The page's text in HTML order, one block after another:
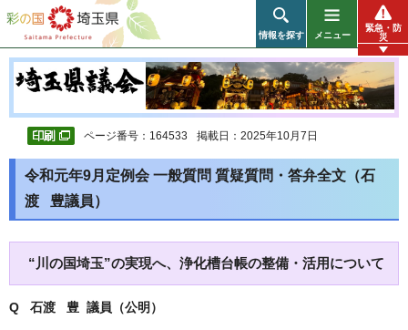
彩の国 埼玉県
情報を探す メニュー
緊急・防
災
ページ番号：164533 掲載日：2025年10月7日
令和元年9月定例会 一般質問 質疑質問・答弁全文（石
渡 豊議員）
“川の国埼玉”の実現へ、浄化槽台帳の整備・活用について
Q 石渡 豊 議員（公明 ）